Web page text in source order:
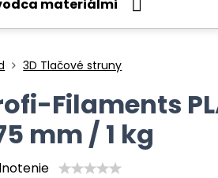
materiálmi
3D Tlačové struny
Filaments
mm / 1 kg